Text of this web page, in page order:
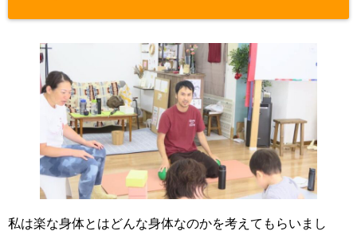
私は楽な身体とはどんな身体なのかを考えてもらいまし